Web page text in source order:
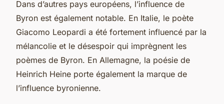
Dans d’autres pays européens, l’influence de
Byron est également notable. En Italie, le poète
Giacomo Leopardi a été fortement influencé par la
mélancolie et le désespoir qui imprègnent les
poèmes de Byron. En Allemagne, la poésie de
Heinrich Heine porte également la marque de
l’influence byronienne.